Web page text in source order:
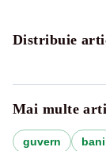
Distribuie
Mai multe
guvern bani